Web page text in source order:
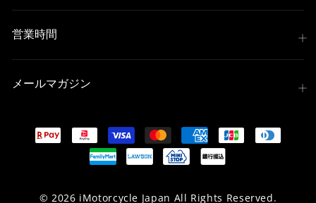
営業時間
メールマガジン
© 2026 iMotorcycle Japan All Rights Reserved.